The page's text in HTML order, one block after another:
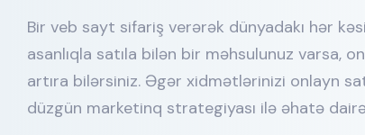
Bir veb sayt sifariş verərək dünyadakı hər
asanlıqla satıla bilən bir məhsulunuz varsa,
artıra bilərsiniz. Əgər xidmətlərinizi onlayn
düzgün marketinq strategiyası ilə əhatə